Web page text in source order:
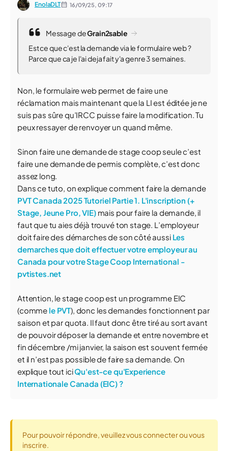
EnolaDLT 16/09/25, 09:17
Message deGrain2sable
Est ce que c'est la demande via le formulaire web ?
Parce que ca je l'ai deja fait y'a genre 3 semaines.
Non, le formulaire web permet de faire une
réclamation mais maintenant que la LI est éditée je ne
suis pas sûre qu’IRCC puisse faire la modification. Tu
peux ressayer de renvoyer un quand même.
Sinon faire une demande de stage coop seule c’est
faire une demande de permis complète, c’est donc
assez long.
Dans ce tuto, on explique comment faire la demande
PVT Canada 2025 Tutoriel Partie 1. L'inscription (+
Stage, Jeune Pro, VIE)mais pour faire la demande, il
faut que tu aies déjà trouvé ton stage. L’employeur
doit faire des démarches de son côté aussi Les
demarches que doit effectuer votre employeur au
Canada pour votre Stage Coop International -
pvtistes.net
Attention, le stage coop est un programme EIC
(comme le PVT), donc les demandes fonctionnent par
saison et par quota. Il faut donc être tiré au sort avant
de pouvoir déposer la demande et entre novembre et
fin décembre /mi janvier, la saison est souvent fermée
et il n’est pas possible de faire sa demande. On
explique tout iciQu'est-ce qu'Experience
Internationale Canada (EIC) ?
Pour pouvoir répondre, veuillez vous connecter ou vous
inscrire.